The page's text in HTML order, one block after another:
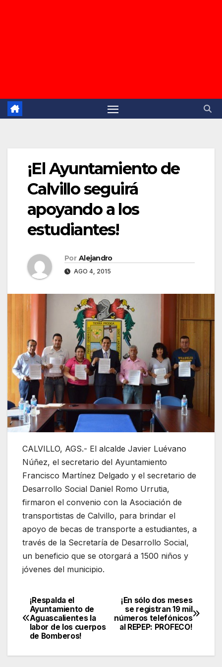
¡El Ayuntamiento de
Calvillo seguirá
apoyando a los
estudiantes!
Por Alejandro
AGO 4, 2015
CALVILLO, AGS.- El alcalde Javier Luévano
Núñez, el secretario del Ayuntamiento
Francisco Martínez Delgado y el secretario de
Desarrollo Social Daniel Romo Urrutia,
firmaron el convenio con la Asociación de
transportistas de Calvillo, para brindar el
apoyo de becas de transporte a estudiantes, a
través de la Secretaría de Desarrollo Social,
un beneficio que se otorgará a 1500 niños y
jóvenes del municipio.
Navegación
de
¡En sólo dos meses
se registran 19 mil
números telefónicos
al REPEP: PROFECO!
¡Respalda el
Ayuntamiento de
Aguascalientes la
labor de los cuerpos
de Bomberos!